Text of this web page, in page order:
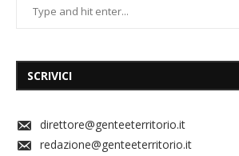
SCRIVICI
direttore@genteeterritorio.it
redazione@genteeterritorio.it